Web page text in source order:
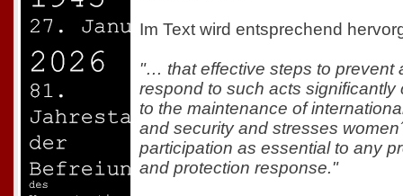
Im Text wird entsprechend
"… that effective steps to prevent
respond to such acts significantly
to the maintenance of
and security and stresses
participation as essential to any
and protection response."